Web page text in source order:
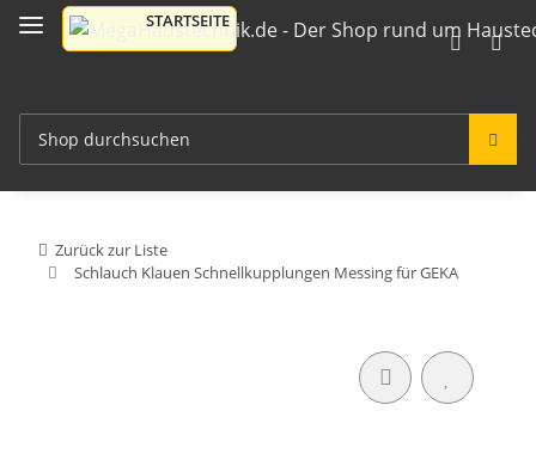
Zurück zur Liste
Schlauch Klauen Schnellkupplungen Messing für GEKA